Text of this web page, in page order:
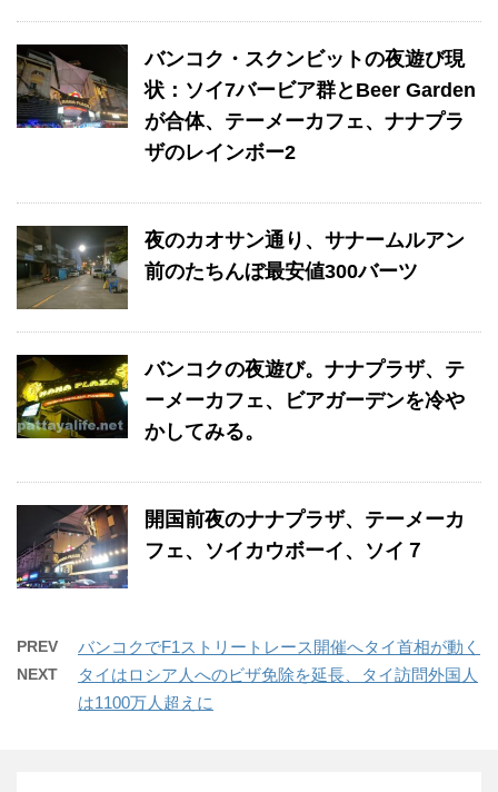
バンコク・スクンビットの夜遊び現
状：ソイ7バービア群とBeer Garden
が合体、テーメーカフェ、ナナプラ
ザのレインボー2
夜のカオサン通り、サナームルアン
前のたちんぼ最安値300バーツ
バンコクの夜遊び。ナナプラザ、テ
ーメーカフェ、ビアガーデンを冷や
かしてみる。
開国前夜のナナプラザ、テーメーカ
フェ、ソイカウボーイ、ソイ７
PREV バンコクでF1ストリートレース開催へタイ首相が動く
NEXT
タイはロシア人へのビザ免除を延長、タイ訪問外国人
は1100万人超えに